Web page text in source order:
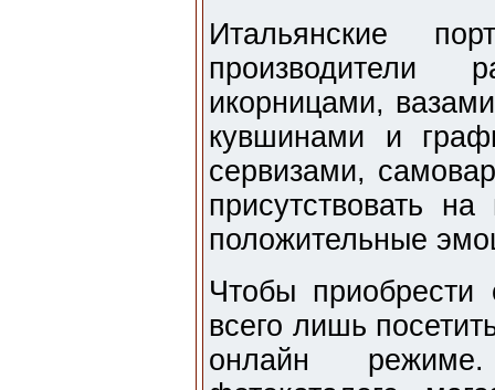
Итальянские
производители
икорницами,
кувшинами и
сервизами,
присутствовать
положительные
Чтобы приобрести
всего лишь
онлайн